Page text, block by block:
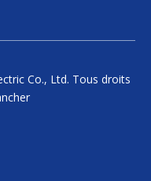
Co., Ltd. Tous droits